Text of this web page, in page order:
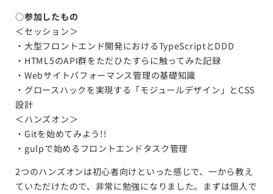
○参加したもの
＜セッション＞
・大型フロントエンド開発におけるTypeScriptとDDD
・HTML5のAPI群をただひたすらに触ってみた記録
・Webサイトパフォーマンス管理の基礎知識
・グロースハックを実現する「モジュールデザイン」とCSS
設計
＜ハンズオン＞
・Gitを始めてみよう!!
・gulpで始めるフロントエンドタスク管理
2つのハンズオンは初心者向けといった感じで、一から教え
ていただけたので、非常に勉強になりました。まずは個人で